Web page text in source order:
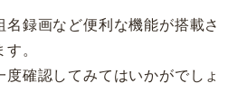
録画など便利な機能が搭載さ
。
確認してみてはいかがでしょ